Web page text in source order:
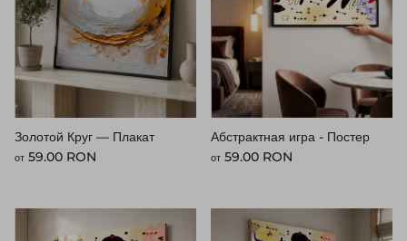
Золотой Круг — Плакат
Стандартная цена
от 59.00 RON
Абстрактная игра - Постер
Стандартная цена
от 59.00 RON